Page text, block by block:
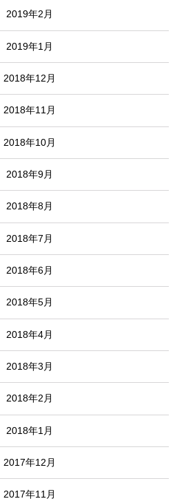
2019年2月
2019年1月
2018年12月
2018年11月
2018年10月
2018年9月
2018年8月
2018年7月
2018年6月
2018年5月
2018年4月
2018年3月
2018年2月
2018年1月
2017年12月
2017年11月